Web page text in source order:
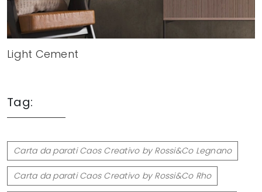
Light Cement
Tag:
Carta da parati Caos Creativo by Rossi&Co Legnano
Carta da parati Caos Creativo by Rossi&Co Rho